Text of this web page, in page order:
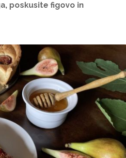
poskusite figovo in